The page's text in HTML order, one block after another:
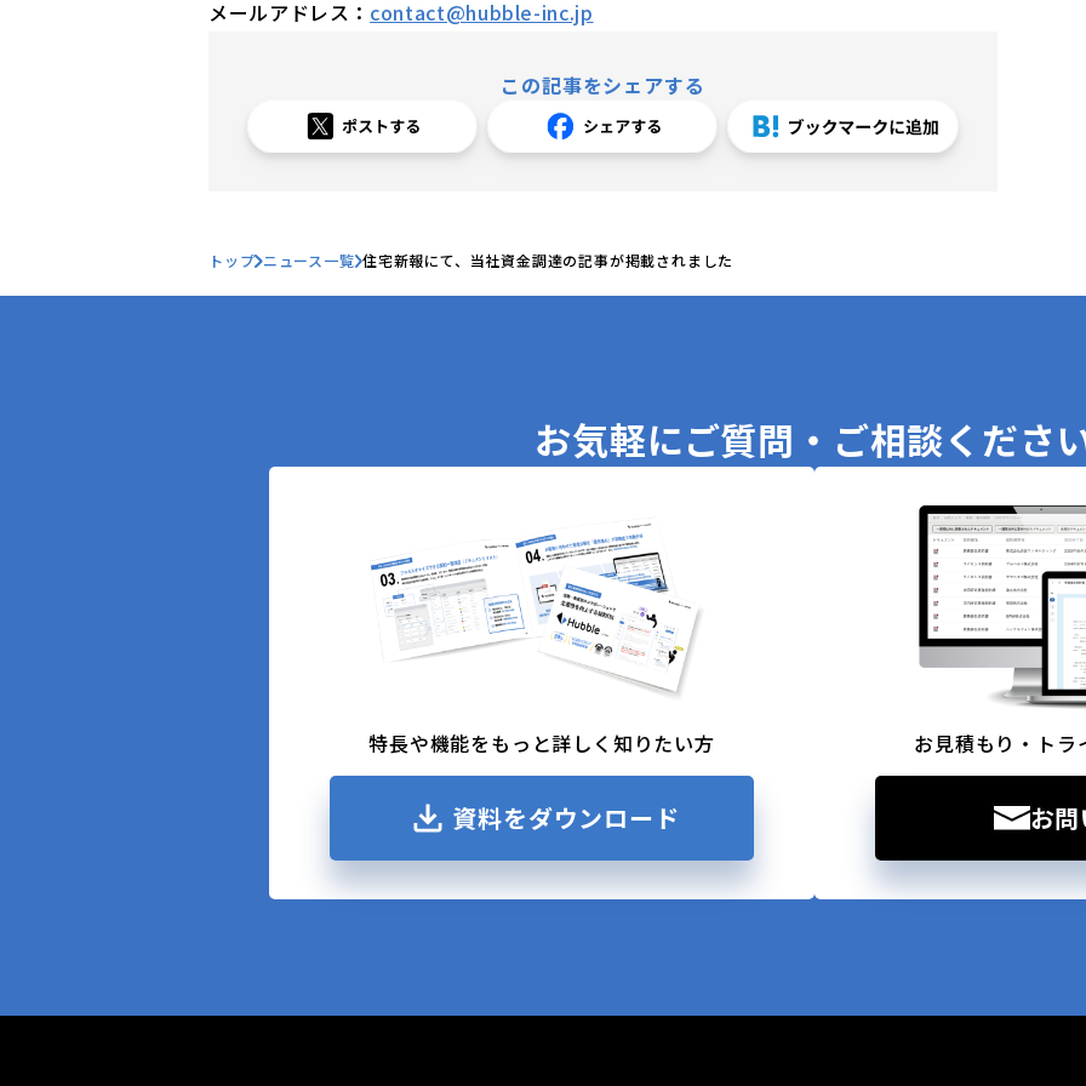
メールアドレス： contact@hubble-inc.jp
この記事をシェアする
トップ ニュース一覧 住宅新報にて、当社資金調達の記事が掲載されました
お気軽にご質問・ご相談くださ
特長や機能をもっと詳しく知りたい方
資料をダウンロード
お見積もり・ト
お